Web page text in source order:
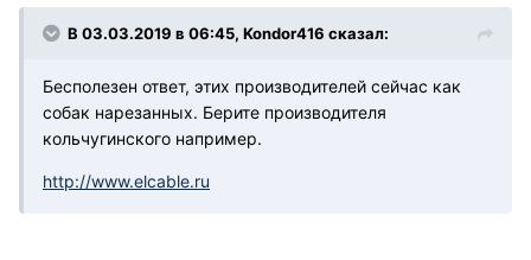
В 03.03.2019 в 06:45, Kondor416 сказал:
Бесполезен ответ, этих производителей сейчас как
собак нарезанных. Берите производителя
кольчугинского например.
http://www.elcable.ru